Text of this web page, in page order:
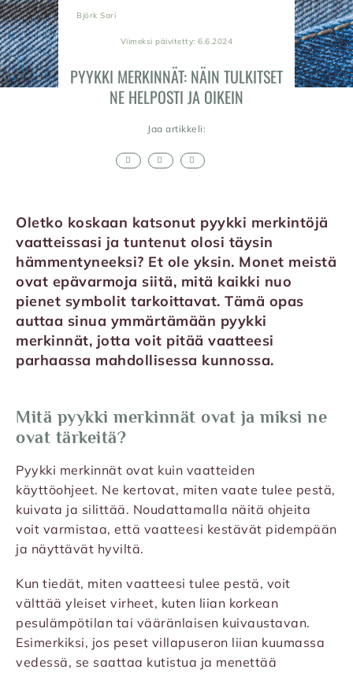
Björk Sari
Viimeksi päivitetty: 6.6.2024
PYYKKI MERKINNÄT: NÄIN TULKITSET
NE HELPOSTI JA OIKEIN
Jaa artikkeli:
Oletko koskaan katsonut pyykki merkintöjä
vaatteissasi ja tuntenut olosi täysin
hämmentyneeksi? Et ole yksin. Monet meistä
ovat epävarmoja siitä, mitä kaikki nuo
pienet symbolit tarkoittavat. Tämä opas
auttaa sinua ymmärtämään pyykki
merkinnät, jotta voit pitää vaatteesi
parhaassa mahdollisessa kunnossa.
Mitä pyykki merkinnät ovat ja miksi ne
ovat tärkeitä?
Pyykki merkinnät ovat kuin vaatteiden
käyttöohjeet. Ne kertovat, miten vaate tulee pestä,
kuivata ja silittää. Noudattamalla näitä ohjeita
voit varmistaa, että vaatteesi kestävät pidempään
ja näyttävät hyviltä.
Kun tiedät, miten vaatteesi tulee pestä, voit
välttää yleiset virheet, kuten liian korkean
pesulämpötilan tai vääränlaisen kuivaustavan.
Esimerkiksi, jos peset villapuseron liian kuumassa
vedessä, se saattaa kutistua ja menettää